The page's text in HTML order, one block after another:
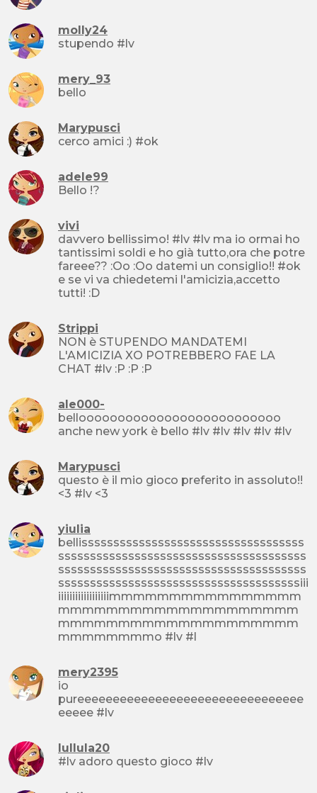
molly24
stupendo #lv
mery_93
bello
Marypusci
cerco amici :) #ok
adele99
Bello !?
vivi
davvero bellissimo! #lv #lv ma io ormai ho
tantissimi soldi e ho già tutto,ora che potre
fareee?? :Oo :Oo datemi un consiglio!! #ok
e se vi va chiedetemi l'amicizia,accetto
tutti! :D
Strippi
NON è STUPENDO MANDATEMI
L'AMICIZIA XO POTREBBERO FAE LA
CHAT #lv :P :P :P
ale000-
belloooooooooooooooooooooooooo
anche new york è bello #lv #lv #lv #lv #lv
Marypusci
questo è il mio gioco preferito in assoluto!!
<3 #lv <3
yiulia
bellisssssssssssssssssssssssssssssssssss
sssssssssssssssssssssssssssssssssssssss
sssssssssssssssssssssssssssssssssssssss
ssssssssssssssssssssssssssssssssssssssiii
iiiiiiiiiiiiiiiiiimmmmmmmmmmmmmmmm
mmmmmmmmmmmmmmmmmmmm
mmmmmmmmmmmmmmmmmmmm
mmmmmmmmo #lv #l
mery2395
io
pureeeeeeeeeeeeeeeeeeeeeeeeeeeeeeee
eeeee #lv
lullula20
#lv adoro questo gioco #lv